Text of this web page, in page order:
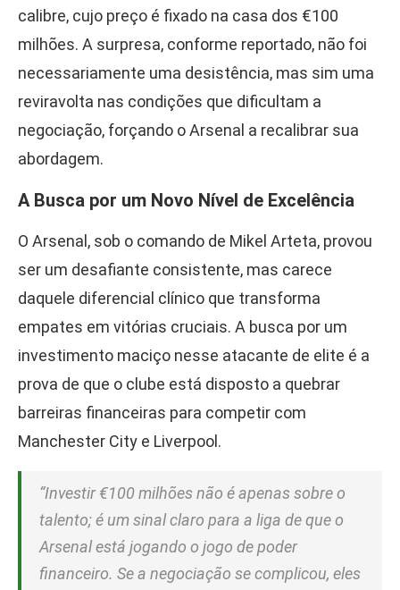
calibre, cujo preço é fixado na casa dos €100
milhões. A surpresa, conforme reportado, não foi
necessariamente uma desistência, mas sim uma
reviravolta nas condições que dificultam a
negociação, forçando o Arsenal a recalibrar sua
abordagem.
A Busca por um Novo Nível de Excelência
O Arsenal, sob o comando de Mikel Arteta, provou
ser um desafiante consistente, mas carece
daquele diferencial clínico que transforma
empates em vitórias cruciais. A busca por um
investimento maciço nesse atacante de elite é a
prova de que o clube está disposto a quebrar
barreiras financeiras para competir com
Manchester City e Liverpool.
“Investir €100 milhões não é apenas sobre o
talento; é um sinal claro para a liga de que o
Arsenal está jogando o jogo de poder
financeiro. Se a negociação se complicou, eles